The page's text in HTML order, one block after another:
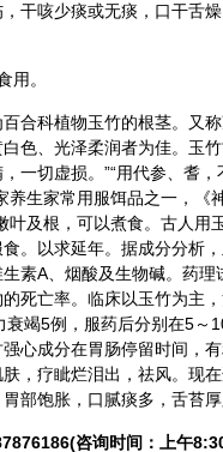
干咳少痰或无痰，口干舌
用。
百合科植物玉竹的根茎。又
色、光泽柔润者为佳。玉竹
一切虚损。”“用代参、耆
养生家常用服饵品之一，《
叶及根，可以煮食。古人
。以求延年。据成分分析
素A、烟酸及生物碱。药
死亡率。临床以玉竹为主
竭5例，服药后分别在5～
心成分在胃肠停留时间，
，疗眦烂泪出，祛风。现
部饱胀，口腻痰多，舌苔厚
咨询时间：上午